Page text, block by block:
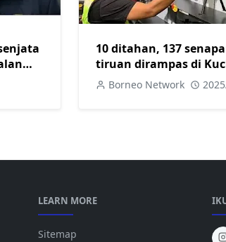
10 ditahan, 137
tiruan dirampas di
Samarahan
Borneo Network
LEARN MORE
Sitemap